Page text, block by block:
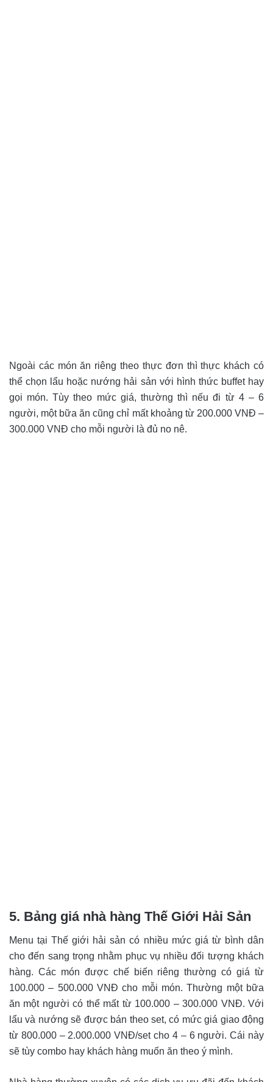
Ngoài các món ăn riêng theo thực đơn thì thực khách có
thể chọn lẩu hoặc nướng hải sản với hình thức buffet hay
gọi món. Tùy theo mức giá, thường thì nếu đi từ 4 – 6
người, một bữa ăn cũng chỉ mất khoảng từ 200.000 VNĐ –
300.000 VNĐ cho mỗi người là đủ no nê.
5. Bảng giá nhà hàng Thế Giới Hải Sản
Menu tại Thế giới hải sản có nhiều mức giá từ bình dân
cho đến sang trọng nhằm phục vụ nhiều đối tượng khách
hàng. Các món được chế biến riêng thường có giá từ
100.000 – 500.000 VNĐ cho mỗi món. Thường một bữa
ăn một người có thể mất từ 100.000 – 300.000 VNĐ. Với
lẩu và nướng sẽ được bán theo set, có mức giá giao động
từ 800.000 – 2.000.000 VNĐ/set cho 4 – 6 người. Cái này
sẽ tùy combo hay khách hàng muốn ăn theo ý mình.